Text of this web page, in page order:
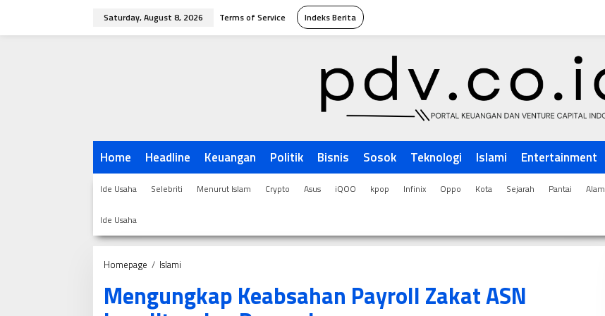
content
Saturday, August 8, 2026 Terms of Service Indeks Berita
Home Headline Keuangan Politik Bisnis Sosok Teknologi Islami Entertainment
Ide Usaha Selebriti Menurut Islam Crypto Asus iQOO kpop Infinix Oppo Kota Sejarah Pantai Alam
Ide Usaha
Homepage / Islami
Payroll
Zakat
Mengungkap Keabsahan Payroll Zakat ASN